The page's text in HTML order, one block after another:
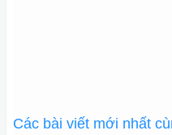
Các bài viết mới nhất